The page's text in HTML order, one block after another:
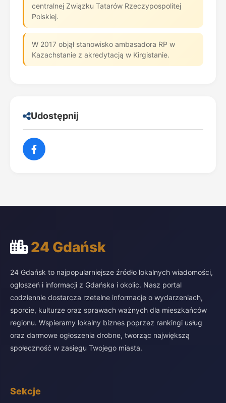
centralnej Związku Tatarów Rzeczypospolitej
Polskiej.
W 2017 objął stanowisko ambasadora RP w
Kazachstanie z akredytacją w Kirgistanie.
Udostępnij
24 Gdańsk
24 Gdańsk to najpopularniejsze źródło lokalnych wiadomości,
ogłoszeń i informacji z Gdańska i okolic. Nasz portal
codziennie dostarcza rzetelne informacje o wydarzeniach,
sporcie, kulturze oraz sprawach ważnych dla mieszkańców
regionu. Wspieramy lokalny biznes poprzez rankingi usług
oraz darmowe ogłoszenia drobne, tworząc największą
społeczność w zasięgu Twojego miasta.
Sekcje